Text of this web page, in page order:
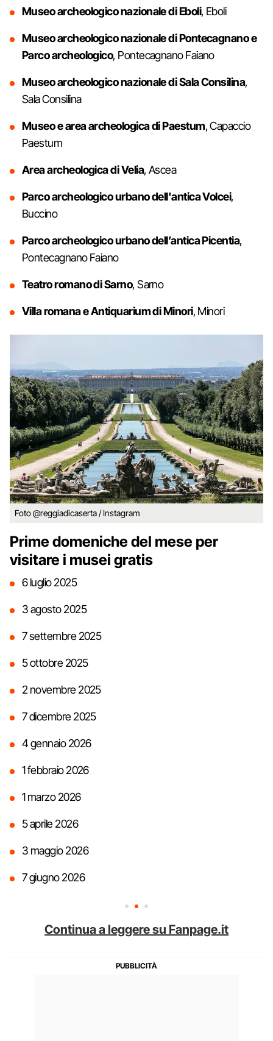
Museo archeologico nazionale di Eboli, Eboli
Museo archeologico nazionale di Pontecagnano e
Parco archeologico, Pontecagnano Faiano
Museo archeologico nazionale di Sala Consilina,
Sala Consilina
Museo e area archeologica di Paestum, Capaccio
Paestum
Area archeologica di Velia, Ascea
Parco archeologico urbano dell'antica Volcei,
Buccino
Parco archeologico urbano dell’antica Picentia,
Pontecagnano Faiano
Teatro romano di Sarno, Sarno
Villa romana e Antiquarium di Minori, Minori
Foto @reggiadicaserta / Instagram
Prime domeniche del mese per
visitare i musei gratis
6 luglio 2025
3 agosto 2025
7 settembre 2025
5 ottobre 2025
2 novembre 2025
7 dicembre 2025
4 gennaio 2026
1 febbraio 2026
1 marzo 2026
5 aprile 2026
3 maggio 2026
7 giugno 2026
Continua a leggere su Fanpage.it